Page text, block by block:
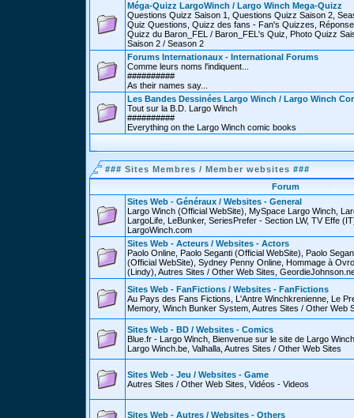
Méga-Quizz LargoWinch / Largo Winch Mega-Quizz
Questions Quizz Saison 1, Questions Quizz Saison 2,
Quiz Questions, Quizz des fans - Fan's Quizzes,
Quizz du Baron_FEL / Baron_FEL's Quiz, Photo Quizz
Saison 2 / Season 2
Forums Internationaux - International Forums
Comme leurs noms l'indiquent...
##########
As their names say...
Les Bandes Dessinées Largo Winch / Largo Winch
Tout sur la B.D. Largo Winch
##########
Everything on the Largo Winch comic books
### Sites Membres / Member websites ###
Forum
Sites Web - Généraux / Websites - General
Largo Winch (Official WebSite), MySpace Largo Winch,
LargoLife, LeBunker, SeriesPrefer - Section LW, TV Effe
LargoWinch.com
Sites Web - Acteurs / Websites - Actors
Paolo Online, Paolo Seganti (Official WebSite), Paolo
(Official WebSite), Sydney Penny Online, Hommage à
(Lindy), Autres Sites / Other Web Sites,
Sites Web - FanFictions / Websites - FanFictions
Au Pays des Fans Fictions, L'Antre Winchkrenienne, Le
Memory, Winch Bunker System, Autres Sites / Other Web
Sites Web - BD / Websites - Comics
Blue.fr - Largo Winch, Bienvenue sur le site de Largo
Largo Winch.be, Valhalla, Autres Sites / Other Web Sites
Sites Web - Jeu / Websites - Game
Autres Sites / Other Web Sites, Vidéos - Videos
Sites Web - Autres / Websites - Others